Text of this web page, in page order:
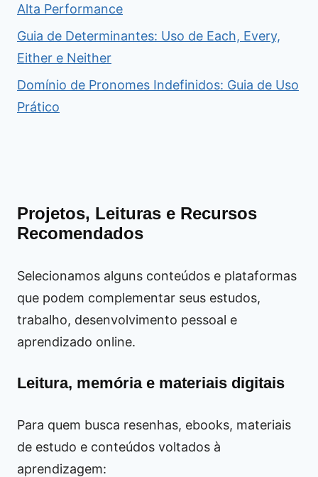
Alta Performance
Guia de Determinantes: Uso de Each, Every,
Either e Neither
Domínio de Pronomes Indefinidos: Guia de Uso
Prático
Projetos, Leituras e Recursos
Recomendados
Selecionamos alguns conteúdos e plataformas
que podem complementar seus estudos,
trabalho, desenvolvimento pessoal e
aprendizado online.
Leitura, memória e materiais digitais
Para quem busca resenhas, ebooks, materiais
de estudo e conteúdos voltados à
aprendizagem: